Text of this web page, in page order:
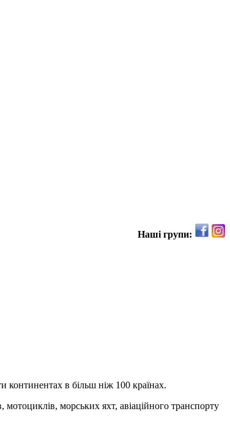
Наші групи:
континентах в більш ніж 100 країнах.
мотоциклів, морських яхт, авіаційного транспорту